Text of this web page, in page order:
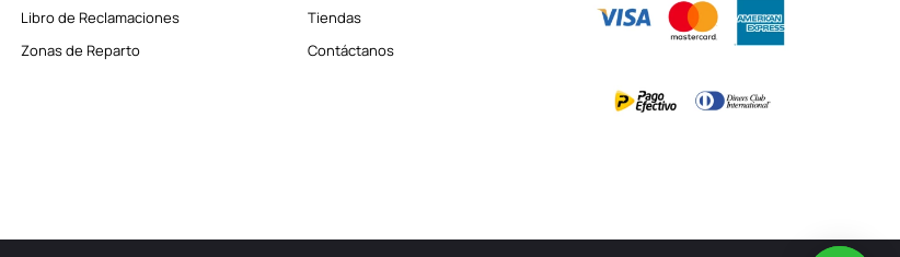
Libro de Reclamaciones
Zonas de Reparto
Tiendas
Contáctanos